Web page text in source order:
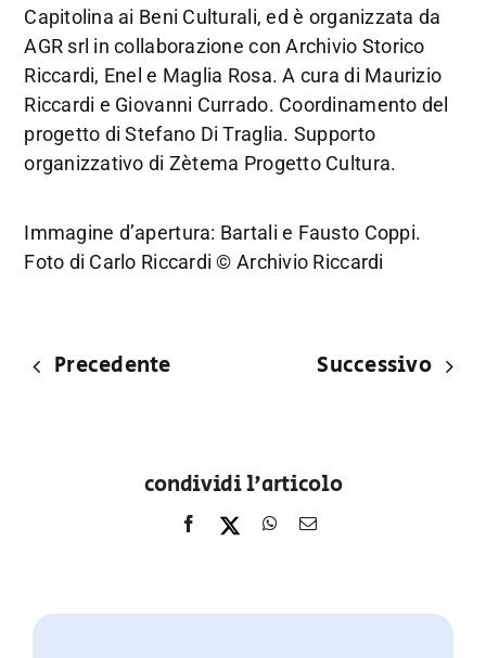
Capitolina ai Beni Culturali, ed è organizzata da
AGR srl in collaborazione con Archivio Storico
Riccardi, Enel e Maglia Rosa. A cura di Maurizio
Riccardi e Giovanni Currado. Coordinamento del
progetto di Stefano Di Traglia. Supporto
organizzativo di Zètema Progetto Cultura.
Immagine d’apertura: Bartali e Fausto Coppi.
Foto di Carlo Riccardi © Archivio Riccardi
Precedente Successivo
condividi l'articolo